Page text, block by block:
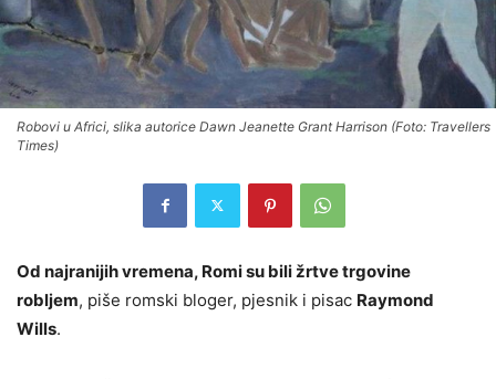
Robovi u Africi, slika autorice Dawn Jeanette Grant Harrison (Foto: Travellers
Times)
Od najranijih vremena, Romi su bili žrtve trgovine
robljem, piše romski bloger, pjesnik i pisac Raymond
Wills.